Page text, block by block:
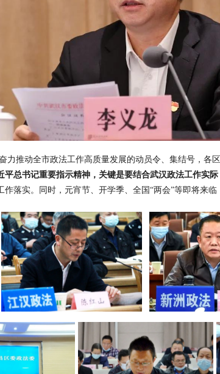
力推动全市政法工作高质量发展的动员令、集结号，各
平总书记重要指示精神，关键是要结合武汉政法工作实
落实。同时，元宵节、开学季、全国“两会”等即将来